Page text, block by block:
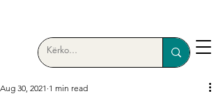
Aug 30, 2021 1 min read